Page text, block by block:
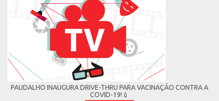
PAUDALHO INAUGURA DRIVE-THRU PARA VACINAÇÃO CONTRA A
COVID-19!💉